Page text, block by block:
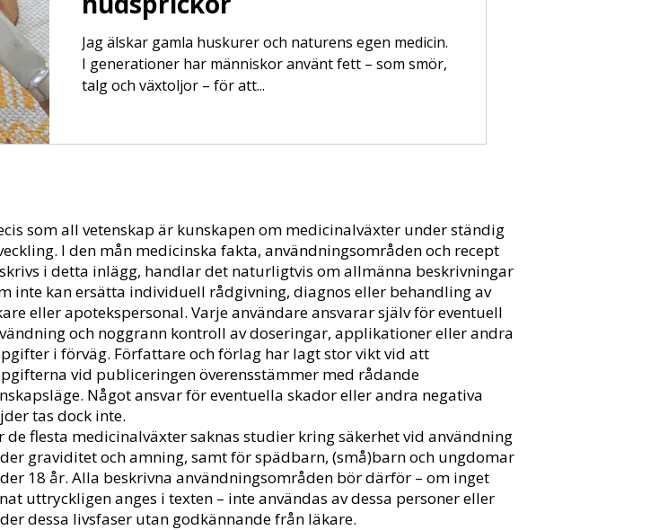
Jag älskar gamla huskurer och naturens egen medicin.
I generationer har människor använt fett – som smör,
talg och växtoljor – för att...
som all vetenskap är kunskapen om medicinalväxter under ständig
I den mån medicinska fakta, användningsområden och recept
i detta inlägg, handlar det naturligtvis om allmänna beskrivningar
inte kan ersätta individuell rådgivning, diagnos eller behandling av
eller apotekspersonal. Varje användare ansvarar själv för eventuell
och noggrann kontroll av doseringar, applikationer eller andra
i förväg. Författare och förlag har lagt stor vikt vid att
vid publiceringen överensstämmer med rådande
Något ansvar för eventuella skador eller andra negativa
tas dock inte.
de flesta medicinalväxter saknas studier kring säkerhet vid användning
graviditet och amning, samt för spädbarn, (små)barn och ungdomar
18 år. Alla beskrivna användningsområden bör därför – om inget
uttryckligen anges i texten – inte användas av dessa personer eller
dessa livsfaser utan godkännande från läkare.